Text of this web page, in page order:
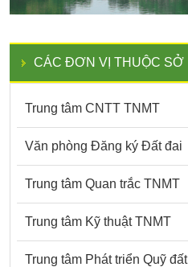
CÁC ĐƠN VỊ THUỘC SỞ
Trung tâm CNTT TNMT
Văn phòng Đăng ký Đất đai
Trung tâm Quan trắc TNMT
Trung tâm Kỹ thuật TNMT
Trung tâm Phát triển Quỹ đất